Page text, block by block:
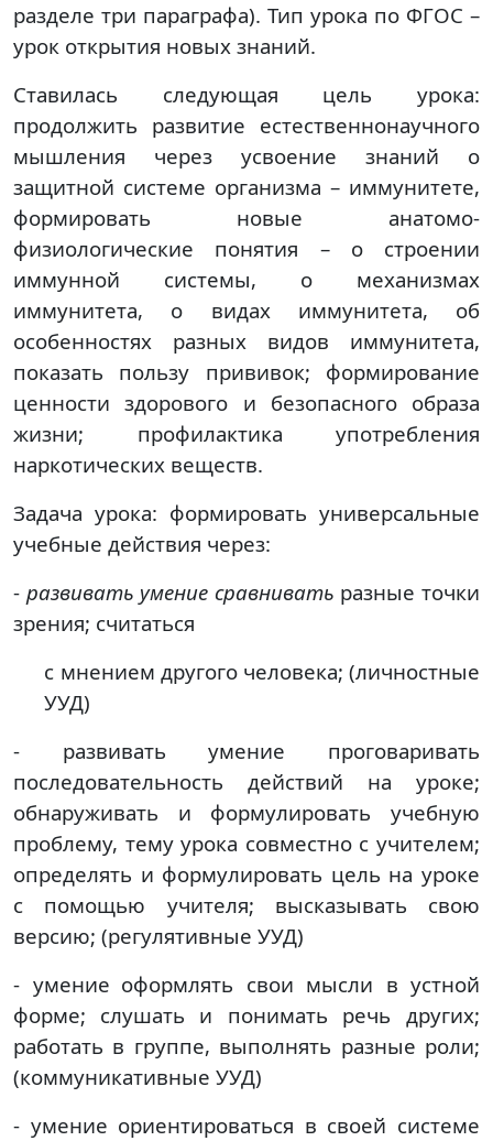
разделе три параграфа). Тип урока по ФГОС –
урок открытия новых знаний.
Ставилась следующая цель урока:
продолжить развитие естественнонаучного
мышления через усвоение знаний о
защитной системе организма – иммунитете,
формировать новые анатомо-
физиологические понятия – о строении
иммунной системы, о механизмах
иммунитета, о видах иммунитета, об
особенностях разных видов иммунитета,
показать пользу прививок; формирование
ценности здорового и безопасного образа
жизни; профилактика употребления
наркотических веществ.
Задача урока: формировать универсальные
учебные действия через:
- развивать умение сравнивать разные точки
зрения; считаться
с мнением другого человека; (личностные
УУД)
- развиватьумение проговаривать
последовательность действий на уроке;
обнаруживать и формулировать учебную
проблему, тему урока совместно с учителем;
определять и формулировать цель на уроке
с помощью учителя; высказывать свою
версию; (регулятивные УУД)
- умение оформлять свои мысли в устной
форме; слушать и понимать речь других;
работать в группе, выполнять разные роли;
(коммуникативные УУД)
- умение ориентироваться в своей системе